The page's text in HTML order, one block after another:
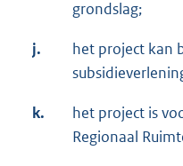
grondslag;
j.
het project kan
k.
het project is
Regionaal